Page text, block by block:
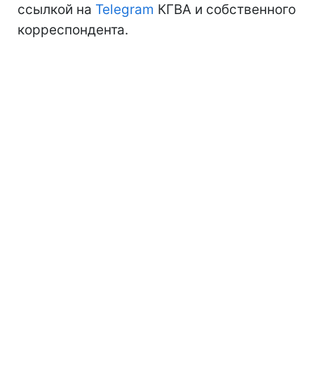
ссылкой на Telegram КГВА и собственного
корреспондента.